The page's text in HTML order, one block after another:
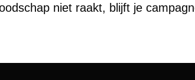
niet raakt, blijft je